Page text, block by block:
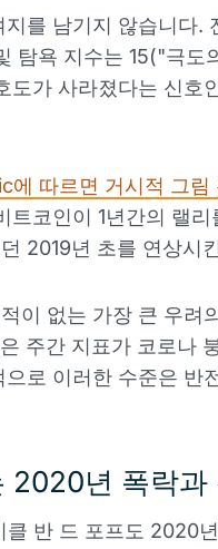
를 남기지 않습니다.
탐욕 지수는 15("극도
도가 사라졌다는 신호
에 따르면 거시적 그림
트코인이 1년간의 랠
2019년 초를 연상시
이 없는 가장 큰 우려
주간 지표가 코로나
로 이러한 수준은 반
2020년 폭락과
반 드 포프도 2020